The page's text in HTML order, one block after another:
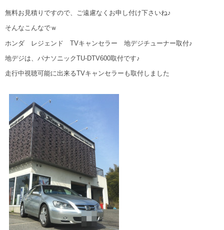
無料お見積りですので、ご遠慮なくお申し付け下さいね♪
そんなこんなでｗ
ホンダ レジェンド TVキャンセラー 地デジチューナー取付♪
地デジは、パナソニックTU-DTV600取付です♪
走行中視聴可能に出来るTVキャンセラーも取付しました